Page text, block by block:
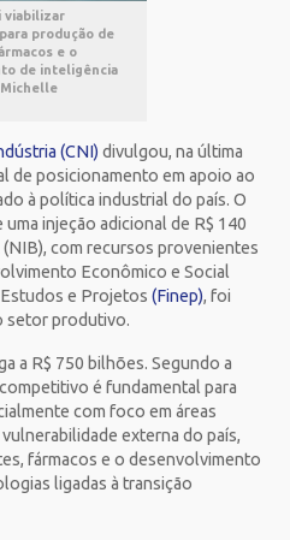
viabilizar
produção de
e o
de inteligência
(CNI) divulgou, na última
de posicionamento em apoio ao
à política industrial do país. O
injeção adicional de R$ 140
com recursos provenientes
Econômico e Social
e Projetos (Finep), foi
setor produtivo.
a R$ 750 bilhões. Segundo a
é fundamental para
com foco em áreas
externa do país,
fármacos e o desenvolvimento
ligadas à transição